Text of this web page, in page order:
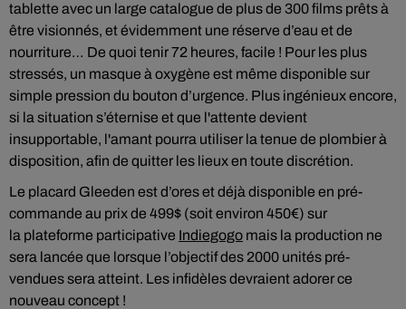
tablette avec un large catalogue de plus de 300 films prêts à
être visionnés, et évidemment une réserve d’eau et de
nourriture… De quoi tenir 72 heures, facile ! Pour les plus
stressés, un masque à oxygène est même disponible sur
simple pression du bouton d’urgence. Plus ingénieux encore,
si la situation s’éternise et que l'attente devient
insupportable, l'amant pourra utiliser la tenue de plombier à
disposition, afin de quitter les lieux en toute discrétion.
Le placard Gleeden est d’ores et déjà disponible en pré-
commande au prix de 499$ (soit environ 450€) sur
la plateforme participative Indiegogo mais la production ne
sera lancée que lorsque l’objectif des 2000 unités pré-
vendues sera atteint. Les infidèles devraient adorer ce
nouveau concept !